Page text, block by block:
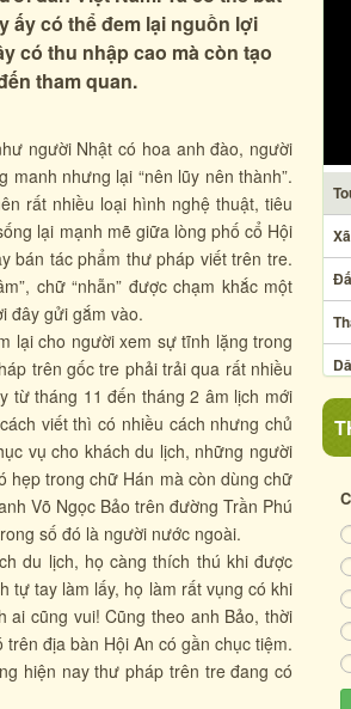
ấy có thể đem lại nguồn lợi
có thu nhập cao mà còn tạo
tham quan.
người Nhật có hoa anh đào, người
nhưng lại “nên lũy nên thành”.
rất nhiều loại hình nghệ thuật, tiêu
lại mạnh mẽ giữa lòng phố cổ Hội
bán tác phẩm thư pháp viết trên tre.
chữ “nhẫn” được chạm khắc một
đây gửi gắm vào.
lại cho người xem sự tĩnh lặng trong
trên gốc tre phải trải qua rất nhiều
từ tháng 11 đến tháng 2 âm lịch mới
viết thì có nhiều cách nhưng chủ
vụ cho khách du lịch, những người
hẹp trong chữ Hán mà còn dùng chữ
Võ Ngọc Bảo trên đường Trần Phú
số đó là người nước ngoài.
du lịch, họ càng thích thú khi được
tự tay làm lấy, họ làm rất vụng có khi
cũng vui! Cũng theo anh Bảo, thời
địa bàn Hội An có gần chục tiệm.
hiện nay thư pháp trên tre đang có